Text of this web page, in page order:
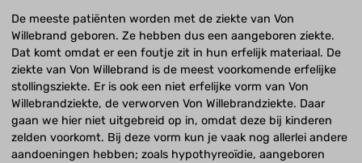
De meeste patiënten worden met de ziekte van Von
Willebrand geboren. Ze hebben dus een aangeboren ziekte.
Dat komt omdat er een foutje zit in hun erfelijk materiaal. De
ziekte van Von Willebrand is de meest voorkomende erfelijke
stollingsziekte. Er is ook een niet erfelijke vorm van Von
Willebrandziekte, de verworven Von Willebrandziekte. Daar
gaan we hier niet uitgebreid op in, omdat deze bij kinderen
zelden voorkomt. Bij deze vorm kun je vaak nog allerlei andere
aandoeningen hebben; zoals hypothyreoïdie, aangeboren